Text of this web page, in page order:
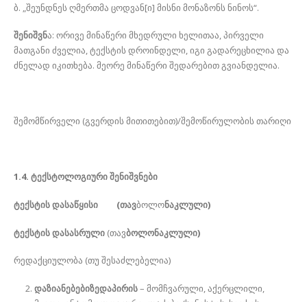
ბ. „შეუნდნეს ღმერთმა ცოდვან[ი] მისნი მონაზონს ნინოს“.
შენიშვნა: ორივე მინაწერი მხედრული ხელითაა, პირველი
მათგანი ძველია, ტექსტის დროინდელი, იგი გადარეცხილია და
ძნელად იკითხება. მეორე მინაწერი შედარებით გვიანდელია.
შემომწირველი (გვერდის მითითებით)/შემოწირულობის თარიღი
1.4. ტექსტოლოგიური შენიშვნები
ტექსტის დასაწყისი (თავბოლონაკლული)
ტექსტის დასასრული (თავბოლონაკლული)
რედაქციულობა (თუ შესაძლებელია)
დაზიანებებიზედაპირის– მომჩვარული, აქერცლილი,